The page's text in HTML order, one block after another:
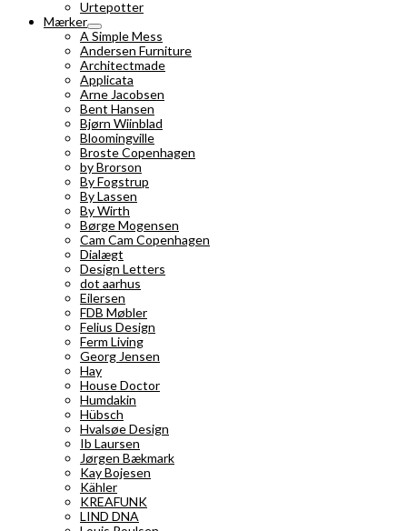
Urtepotter
Mærker
A Simple Mess
Andersen Furniture
Architectmade
Applicata
Arne Jacobsen
Bent Hansen
Bjørn Wiinblad
Bloomingville
Broste Copenhagen
by Brorson
By Fogstrup
By Lassen
By Wirth
Børge Mogensen
Cam Cam Copenhagen
Dialægt
Design Letters
dot aarhus
Eilersen
FDB Møbler
Felius Design
Ferm Living
Georg Jensen
Hay
House Doctor
Humdakin
Hübsch
Hvalsøe Design
Ib Laursen
Jørgen Bækmark
Kay Bojesen
Kähler
KREAFUNK
LIND DNA